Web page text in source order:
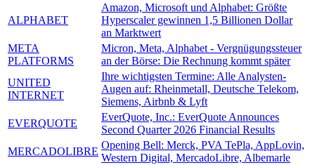
ALPHABET
Amazon, Microsoft und Alphabet: Größte
Hyperscaler gewinnen 1,5 Billionen Dollar
an Marktwert
META
PLATFORMS
Micron, Meta, Alphabet - Vergnügungssteuer
an der Börse: Die Rechnung kommt später
UNITED
INTERNET
Ihre wichtigsten Termine: Alle Analysten-
Augen auf: Rheinmetall, Deutsche Telekom,
Siemens, Airbnb & Lyft
EVERQUOTE
EverQuote, Inc.: EverQuote Announces
Second Quarter 2026 Financial Results
MERCADOLIBRE
Opening Bell: Merck, PVA TePla, AppLovin,
Western Digital, MercadoLibre, Albemarle